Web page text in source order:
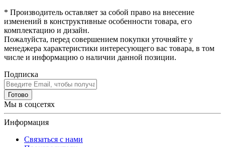
* Производитель оставляет за собой право на внесение
изменений в конструктивные особенности товара, его
комплектацию и дизайн.
Пожалуйста, перед совершением покупки уточняйте у
менеджера характеристики интересующего вас товара, в том
числе и информацию о наличии данной позиции.
Подписка
Готово
Мы в соцсетях
Информация
Связаться с нами